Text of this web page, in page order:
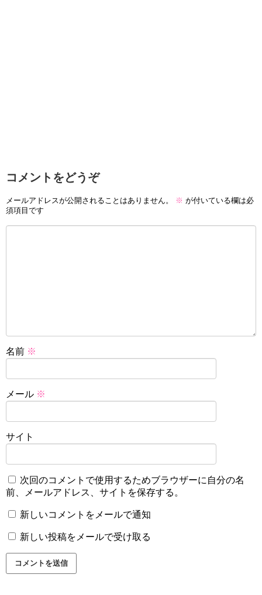
コメントをどうぞ
メールアドレスが公開されることはありません。 ※ が付いている欄は必
須項目です
名前 ※
メール ※
サイト
次回のコメントで使用するためブラウザーに自分の名
前、メールアドレス、サイトを保存する。
新しいコメントをメールで通知
新しい投稿をメールで受け取る